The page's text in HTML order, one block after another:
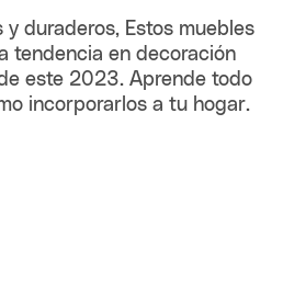
y duraderos, Estos muebles
tendencia en decoración
este 2023. Aprende todo
incorporarlos a tu hogar.